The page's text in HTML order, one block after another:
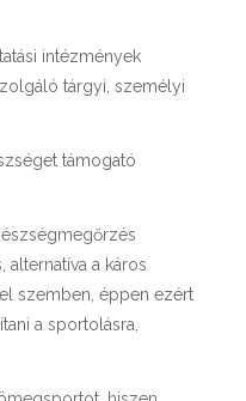
intézmények
tárgyi, személyi
támogató
a káros
szemben, éppen ezért
a sportolásra,